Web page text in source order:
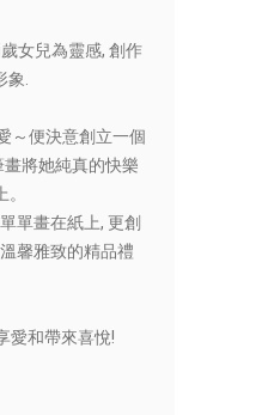
女兒為靈感, 創作
.
～便決意創立一個
將她純真的快樂
單畫在紙上, 更創
馨雅致的精品禮
愛和帶來喜悅!